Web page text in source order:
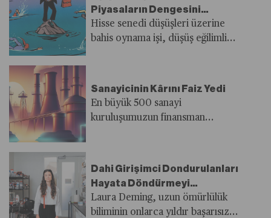
Piyasaların Dengesini
Bozabilir
Hisse senedi düşüşleri üzerine
bahis oynama işi, düşüş eğilimli
küçülüyor.
Sanayicinin Kârını Faiz Yedi
En büyük 500 sanayi
kuruluşumuzun finansman
Dahi Girişimci Dondurulanları
Hayata Döndürmeyi
Hedefliyor
Laura Deming, uzun ömürlülük
biliminin onlarca yıldır başarısız